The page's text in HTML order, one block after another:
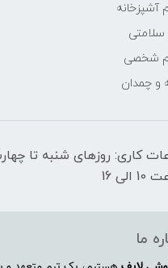
آشپزخانه
سلامتی
شخصی
و چمدان
16
ما